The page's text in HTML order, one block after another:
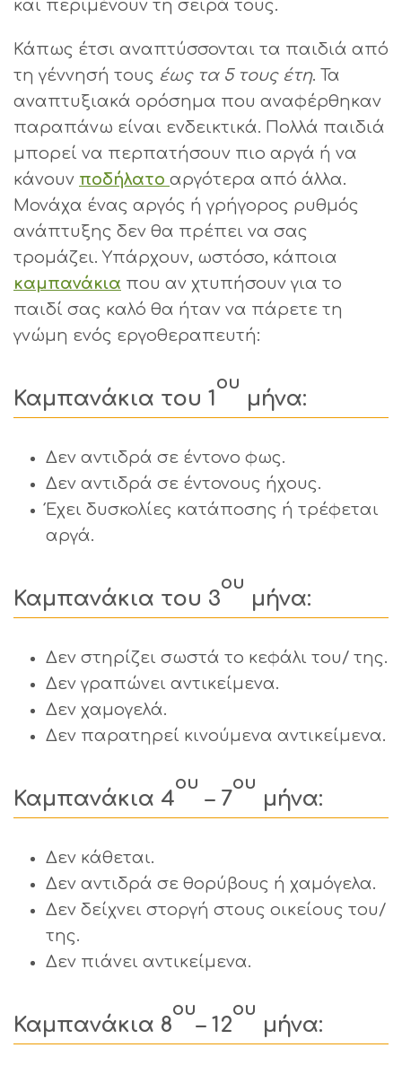
και περιμένουν τη σειρά τους.
Κάπως έτσι αναπτύσσονται τα παιδιά από
τη γέννησή τους έως τα 5 τους έτη. Τα
αναπτυξιακά ορόσημα που αναφέρθηκαν
παραπάνω είναι ενδεικτικά. Πολλά παιδιά
μπορεί να περπατήσουν πιο αργά ή να
κάνουν ποδήλατο αργότερα από άλλα.
Μονάχα ένας αργός ή γρήγορος ρυθμός
ανάπτυξης δεν θα πρέπει να σας
τρομάζει. Υπάρχουν, ωστόσο, κάποια
καμπανάκια που αν χτυπήσουν για το
παιδί σας καλό θα ήταν να πάρετε τη
γνώμη ενός εργοθεραπευτή:
Καμπανάκια του 1
ου
μήνα:
Δεν αντιδρά σε έντονο φως.
Δεν αντιδρά σε έντονους ήχους.
Έχει δυσκολίες κατάποσης ή τρέφεται
αργά.
Καμπανάκια του 3
ου
μήνα:
Δεν στηρίζει σωστά το κεφάλι του/ της.
Δεν γραπώνει αντικείμενα.
Δεν χαμογελά.
Δεν παρατηρεί κινούμενα αντικείμενα.
Καμπανάκια 4
ου
– 7
ου
μήνα:
Δεν κάθεται.
Δεν αντιδρά σε θορύβους ή χαμόγελα.
Δεν δείχνει στοργή στους οικείους του/
της.
Δεν πιάνει αντικείμενα.
Καμπανάκια 8
ου
– 12
ου
μήνα: